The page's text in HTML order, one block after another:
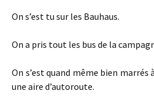
On s’est tu sur les Bauhaus.
On a pris tout les bus de la
On s’est quand même bien marrés
une aire d’autoroute.